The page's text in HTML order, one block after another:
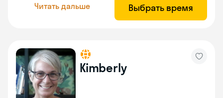
Читать дальше Выбрать время
Kimberly